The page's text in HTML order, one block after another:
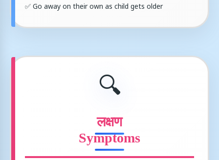
✅ Go away on their own as child gets older
🔍
लक्षण
Symptoms